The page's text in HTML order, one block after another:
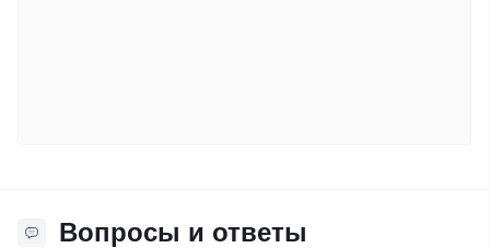
Вопросы и ответы